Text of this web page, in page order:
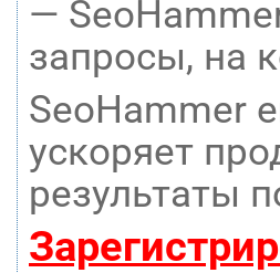
—
запросы, на
SeoHammer
ускоряет
результаты